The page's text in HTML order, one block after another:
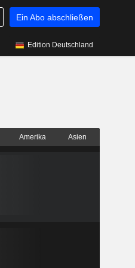
Ein Abo abschließen
Edition Deutschland
Amerika Asien